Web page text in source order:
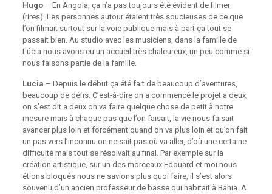
Hugo – En Angola, ça n’a pas toujours été évident de filmer
(rires). Les personnes autour étaient très soucieuses de ce que
l’on filmait surtout sur la voie publique mais à part ça tout se
passait bien. Au studio avec les musiciens, dans la famille de
Lúcia nous avons eu un accueil très chaleureux, un peu comme si
nous faisons partie de la famille.
Lucia – Depuis le début ça été fait de beaucoup d’aventures,
beaucoup de défis. C’est-à-dire on a commencé le projet a deux,
on s’est dit a deux on va faire quelque chose de petit à notre
mesure mais à chaque pas que l’on faisait, la vie nous faisait
avancer plus loin et forcément quand on va plus loin et qu’on fait
un pas vers l’inconnu on ne sait pas où va aller, d’où une certaine
difficulté mais tout se résolvait au final. Par exemple sur la
création artistique, sur un des morceaux Edouard et moi nous
étions bloqués nous ne savions plus quoi faire, il s’est alors
souvenu d’un ancien professeur de basse qui habitait à Bahia. A